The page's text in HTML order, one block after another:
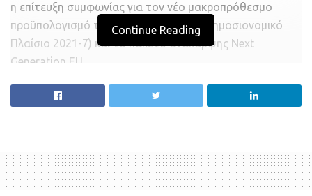
η επίτευξη συμφωνίας για τον νέο μακροπρόθεσμο
προϋπολογισμό της Ε.Ε. (το Πολυετές Δημοσιονομικό
Πλαίσιο 2021-7) και το πακέτο ανάκαμψης Next
Generation EU.
Στις 16 του μηνός ο κ. Μισέλ, μαζί με την πρόεδρο της
Ευρωπαϊκής Επιτροπής Ούρσουλα φον ντερ Λάιεν και
μνήμης για τους 28.000 ανθρώπους που έχασαν τη ζωή
τους στην Ισπανία εξαιτίας του κορωνοϊού.
Continue Reading